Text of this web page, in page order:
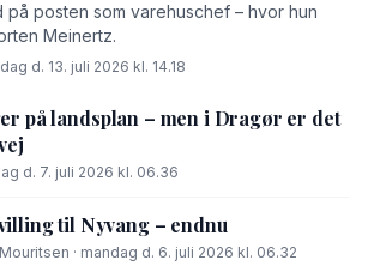
på posten som varehuschef – hvor hun
Meinertz.
d. 13. juli 2026 kl. 14.18
på landsplan – men i Dragør er det
d. 7. juli 2026 kl. 06.36
til Nyvang – endnu
· mandag d. 6. juli 2026 kl. 06.32